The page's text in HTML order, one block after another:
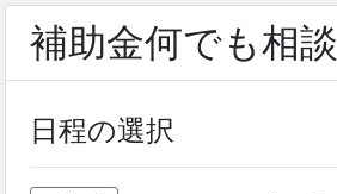
補助金何でも相談
日程の選択